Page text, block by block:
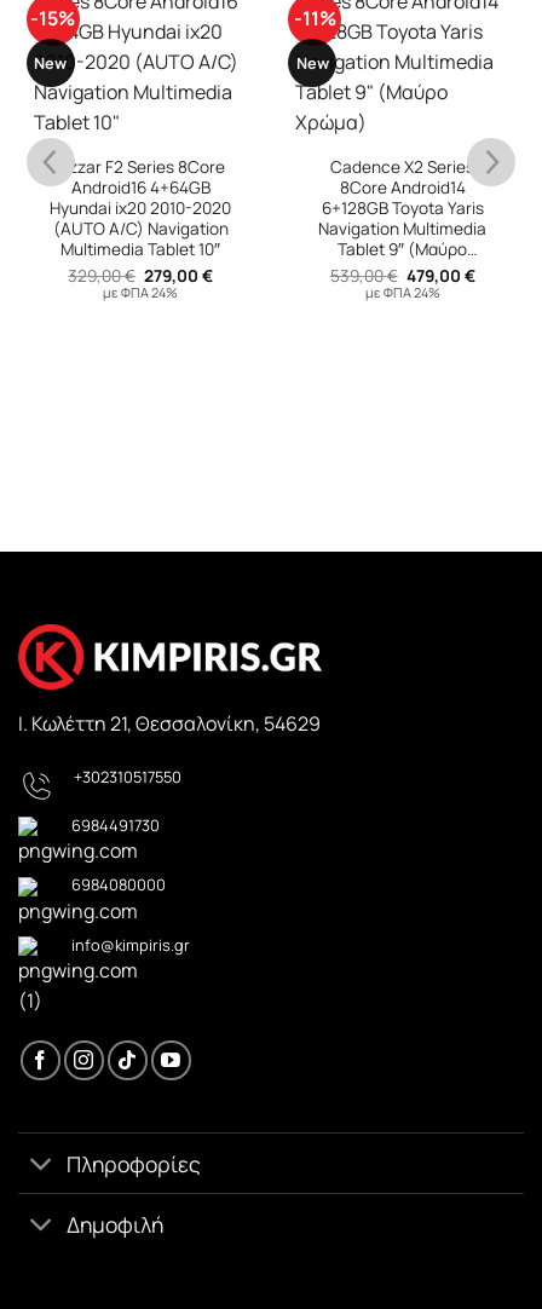
-15%
New
Bizzar F2 Series 8Core
Android16 4+64GB
Hyundai ix20 2010-2020
(AUTO A/C) Navigation
Multimedia Tablet 10″
329,00€ Original
price
279,00€Η
με ΦΠΑ 24%
-11%
New
Cadence X2 Series
8Core Android14
6+128GB Toyota Yaris
Navigation Multimedia
Tablet 9″ (Μαύρο
Χρώμα)
539,00€ Original
price
479,00 €Η
με ΦΠΑ 24%
Ι. Κωλέττη 21, Θεσσαλονίκη, 54629
+302310517550
6984491730
6984080000
info@kimpiris.gr
Πληροφορίες
Δημοφιλή